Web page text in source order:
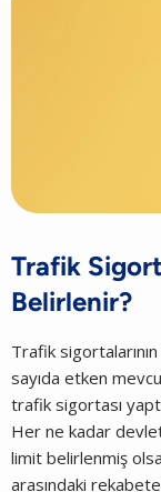
Trafik
Belirlenir?
Trafik
sayıda etken
trafik sigortası
Her ne kadar
limit belirlenmiş
arasındaki